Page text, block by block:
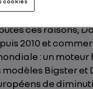
écologique et plus
ces raisons,
2010 et
: un
modèles Bigster
de
cookies